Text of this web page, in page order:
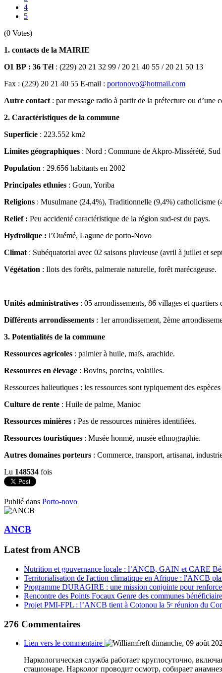
4
5
(0 Votes)
1. contacts de la MAIRIE
O1 BP : 36 Tél : (229) 20 21 32 99 / 20 21 40 55 / 20 21 50 13
Fax : (229) 20 21 40 55 E-mail : portonovo@hotmail.com
Autre contact : par message radio à partir de la préfecture ou d’une
2. Caractéristiques de la commune
Superficie : 223.552 km2
Limites géographiques : Nord : Commune de Akpro-Missérété,
Population : 29.656 habitants en 2002
Principales ethnies : Goun, Yoriba
Religions : Musulmane (24,4%), Traditionnelle (9,4%) catholicisme
Relief: Peu accidenté caractéristique de la région sud-est du pays.
Hydrolique : l’Ouémé, Lagune de porto-Novo
Climat : Subéquatorial avec 02 saisons pluvieuse (avril à juillet et
Végétation : Ilots des forêts, palmeraie naturelle, forêt marécageuse.
Unités administratives : 05 arrondissements, 86 villages et quartiers
Différents arrondissements : 1er arrondissement, 2ème
3. Potentialités de la commune
Ressources agricoles : palmier à huile, maïs, arachide.
Ressources en élevage : Bovins, porcins, volailles.
Ressources halieutiques : les ressources sont typiquement des
Culture de rente : Huile de palme, Manioc
Ressources minières : Pas de ressources minières identifiées.
Ressources touristiques : Musée honmè, musée ethnographie.
Autres domaines porteurs : Commerce, transport, artisanat,
Lu 148534 fois
Publié dans Porto-novo
ANCB
Latest from ANCB
Nutrition et gouvernance locale : l’ANCB, GAIN et CARE
Territorialisation de l'action climatique en Afrique : l'ANCB
Programme DURAGIRE : une mission conjointe pour
Rencontre des Points Focaux Genre des communes
Projet PMI-FPL : l’ANCB tient à Cotonou la 5ᵉ réunion du
276 Commentaires
Lien vers le commentaire
dimanche, 09 août
Наркологическая служба работает круглосуточно,
стационаре. Нарколог проводит осмотр, собирает